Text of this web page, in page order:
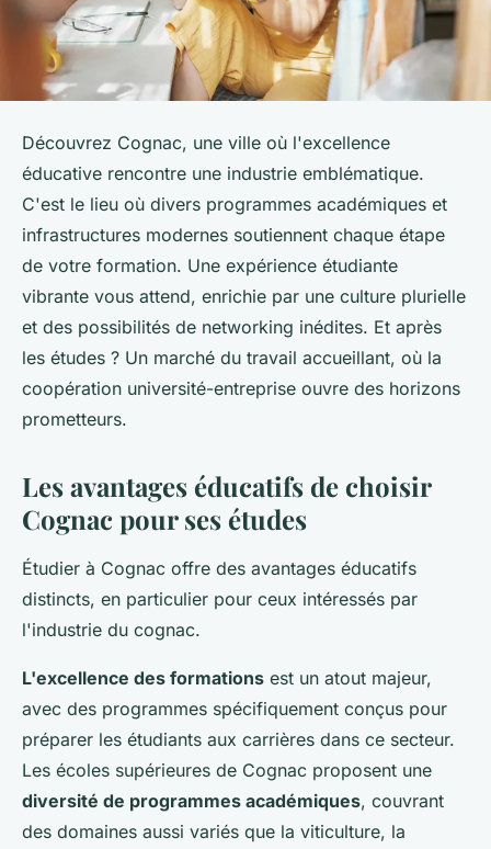
Découvrez Cognac, une ville où l'excellence
éducative rencontre une industrie emblématique.
C'est le lieu où divers programmes académiques et
infrastructures modernes soutiennent chaque étape
de votre formation. Une expérience étudiante
vibrante vous attend, enrichie par une culture plurielle
et des possibilités de networking inédites. Et après
les études ? Un marché du travail accueillant, où la
coopération université-entreprise ouvre des horizons
prometteurs.
Les avantages éducatifs de choisir
Cognac pour ses études
Étudier à Cognac offre des avantages éducatifs
distincts, en particulier pour ceux intéressés par
l'industrie du cognac.
L'excellence des formations est un atout majeur,
avec des programmes spécifiquement conçus pour
préparer les étudiants aux carrières dans ce secteur.
Les écoles supérieures de Cognac proposent une
diversité de programmes académiques, couvrant
des domaines aussi variés que la viticulture, la